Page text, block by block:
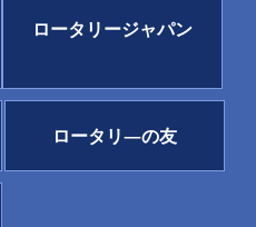
ロータリージャパン
ロータリ―の友